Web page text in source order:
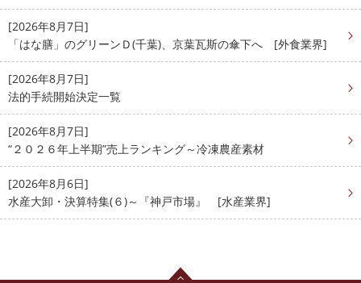
[2026年8月7日]
「はな膳」のグリーンＤ(千葉)、京葉瓦斯の傘下へ [外食業界]
[2026年8月7日]
法的手続開始決定一覧
[2026年8月7日]
“２０２６年上半期”売上ランキング～冷凍農産素材
[2026年8月6日]
水産大卸・決算特集(６)～『神戸市場』 [水産業界]